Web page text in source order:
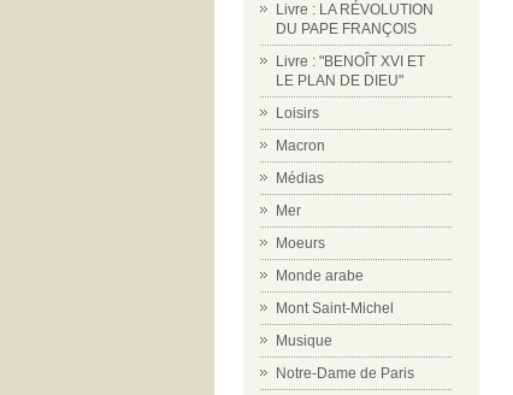
Livre : LA RÉVOLUTION
DU PAPE FRANÇOIS
Livre : "BENOÎT XVI ET
LE PLAN DE DIEU"
Loisirs
Macron
Médias
Mer
Moeurs
Monde arabe
Mont Saint-Michel
Musique
Notre-Dame de Paris